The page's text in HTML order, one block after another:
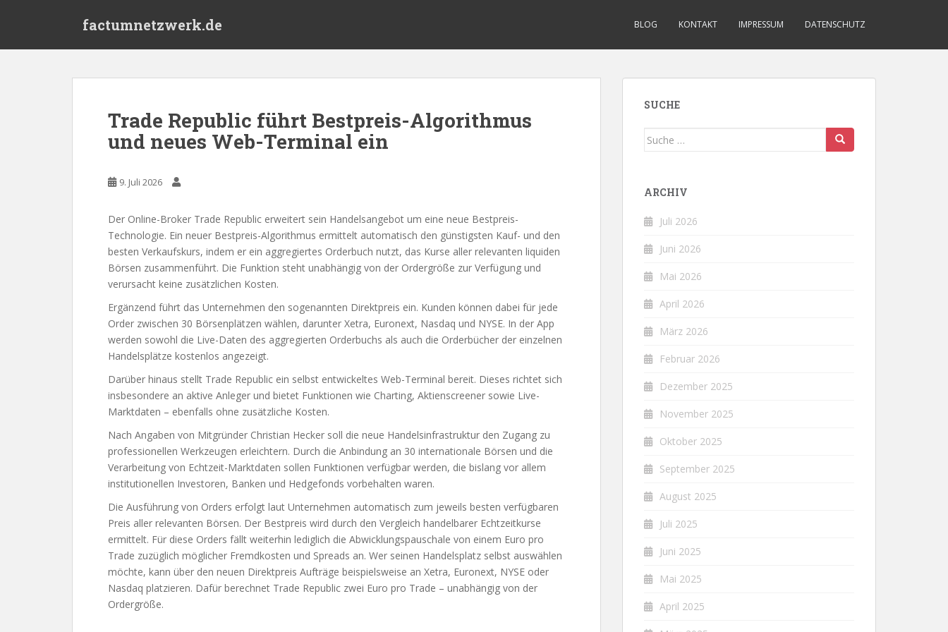
factumnetzwerk.de BLOG KONTAKT IMPRESSUM DATENSCHUTZ
Trade Republic führt Bestpreis-Algorithmus
und neues Web-Terminal ein
9. Juli 2026
Der Online-Broker Trade Republic erweitert sein Handelsangebot um eine neue Bestpreis-
Technologie. Ein neuer Bestpreis-Algorithmus ermittelt automatisch den günstigsten Kauf- und den
besten Verkaufskurs, indem er ein aggregiertes Orderbuch nutzt, das Kurse aller relevanten liquiden
Börsen zusammenführt. Die Funktion steht unabhängig von der Ordergröße zur Verfügung und
verursacht keine zusätzlichen Kosten.
Ergänzend führt das Unternehmen den sogenannten Direktpreis ein. Kunden können dabei für jede
Order zwischen 30 Börsenplätzen wählen, darunter Xetra, Euronext, Nasdaq und NYSE. In der App
werden sowohl die Live-Daten des aggregierten Orderbuchs als auch die Orderbücher der einzelnen
Handelsplätze kostenlos angezeigt.
Darüber hinaus stellt Trade Republic ein selbst entwickeltes Web-Terminal bereit. Dieses richtet sich
insbesondere an aktive Anleger und bietet Funktionen wie Charting, Aktienscreener sowie Live-
Marktdaten – ebenfalls ohne zusätzliche Kosten.
Nach Angaben von Mitgründer Christian Hecker soll die neue Handelsinfrastruktur den Zugang zu
professionellen Werkzeugen erleichtern. Durch die Anbindung an 30 internationale Börsen und die
Verarbeitung von Echtzeit-Marktdaten sollen Funktionen verfügbar werden, die bislang vor allem
institutionellen Investoren, Banken und Hedgefonds vorbehalten waren.
Die Ausführung von Orders erfolgt laut Unternehmen automatisch zum jeweils besten verfügbaren
Preis aller relevanten Börsen. Der Bestpreis wird durch den Vergleich handelbarer Echtzeitkurse
ermittelt. Für diese Orders fällt weiterhin lediglich die Abwicklungspauschale von einem Euro pro
Trade zuzüglich möglicher Fremdkosten und Spreads an. Wer seinen Handelsplatz selbst auswählen
möchte, kann über den neuen Direktpreis Aufträge beispielsweise an Xetra, Euronext, NYSE oder
Nasdaq platzieren. Dafür berechnet Trade Republic zwei Euro pro Trade – unabhängig von der
Ordergröße.
SUCHE
Suche
ARCHIV
Juli 2026
Juni 2026
Mai 2026
April 2026
März 2026
Februar 2026
Dezember 2025
November 2025
Oktober 2025
September 2025
August 2025
Juli 2025
Juni 2025
Mai 2025
April 2025